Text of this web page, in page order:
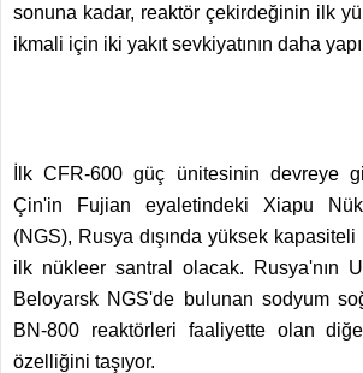
sonuna kadar, reaktör çekirdeğinin ilk
ikmali için iki yakıt sevkiyatının daha
İlk CFR-600 güç ünitesinin devreye
Çin'in Fujian eyaletindeki Xiapu
(NGS), Rusya dışında yüksek kapasiteli
ilk nükleer santral olacak. Rusya'nın
Beloyarsk NGS'de bulunan sodyum
BN-800 reaktörleri faaliyette olan
özelliğini taşıyor.